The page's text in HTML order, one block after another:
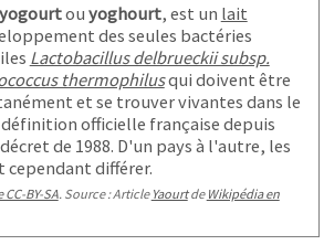
yogourtou yoghourt, est un lait
des seules bactéries
Lactobacillus delbrueckii subsp.
thermophilusqui doivent être
et se trouver vivantes dans le
officielle française depuis
de 1988. D'un pays à l'autre, les
différer.
BY-SA. Source : Article Yaourtde Wikipédia en